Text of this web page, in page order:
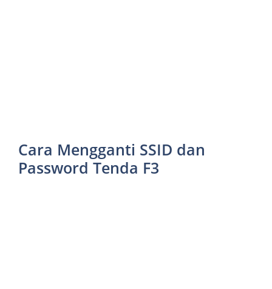
Cara Mengganti SSID dan
Password Tenda F3